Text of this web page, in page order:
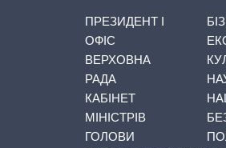
ПРЕЗИДЕНТ І
ОФІС
ВЕРХОВНА
РАДА
КАБІНЕТ
МІНІСТРІВ
ГОЛОВИ